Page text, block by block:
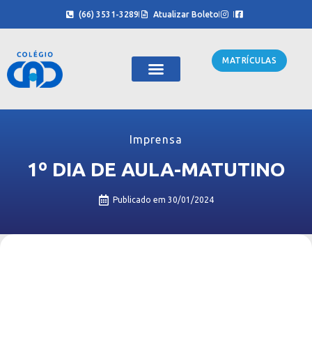
(66) 3531-3289 Atualizar Boleto
MATRÍCULAS
Imprensa
1º DIA DE AULA-MATUTINO
Publicado em 30/01/2024